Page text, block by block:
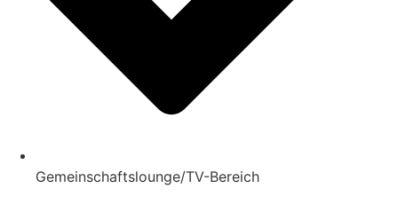
Gemeinschaftslounge/TV-Bereich